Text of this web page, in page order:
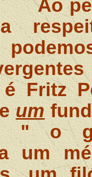
Ao
a
Fritz
um
" o
um